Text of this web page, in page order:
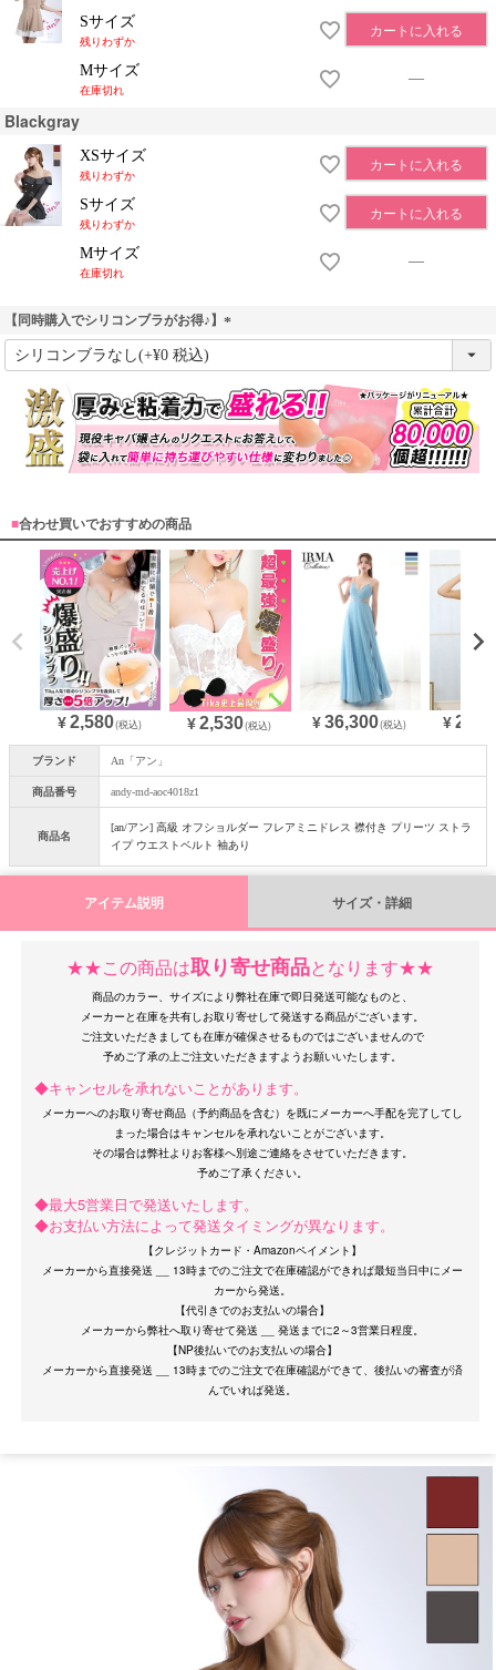
OriginalBrand
Sサイズ
残りわずか
カートに入れる
Mサイズ
在庫切れ
—
Blackgray
XSサイズ
残りわずか
カートに入れる
Sサイズ
残りわずか
カートに入れる
Mサイズ
在庫切れ
—
【同時購入でシリコンブラがお得♪】
(
)
■合わせ買いでおすすめの商品
¥ 2,580(税込) ¥ 2,530(税込) ¥ 36,300(税込) ¥
ブランド An「アン」
商品番号 andy-md-aoc4018z1
商品名
[an/アン] 高級 オフショルダー フレアミニドレス 襟付き プリーツ ストラ
イプ ウエストベルト 袖あり
アイテム説明 サイズ・詳細
★★この商品は取り寄せ商品となります★★
商品のカラー、サイズにより弊社在庫で即日発送可能なものと、
メーカーと在庫を共有しお取り寄せして発送する商品がございます。
ご注文いただきましても在庫が確保させるものではございませんので
◆キャンセルを承れないことがあります。
メーカーへのお取り寄せ商品（予約商品を含む）を既にメーカーへ手配を完了してし
まった場合はキャンセルを承れないことがございます。
その場合は弊社よりお客様へ別途ご連絡をさせていただきます。
◆最大5営業日で発送いたします。
◆お支払い方法によって発送タイミングが異なります。
【クレジットカード・Amazonペイメント】
メーカーから直接発送 __ 13時までのご注文で在庫確認ができれば最短当日中にメー
カーから発送。
【代引きでのお支払いの場合】
メーカーから弊社へ取り寄せて発送 __ 発送までに2～3営業日程度。
【NP後払いでのお支払いの場合】
メーカーから直接発送 __ 13時までのご注文で在庫確認ができて、後払いの審査が済